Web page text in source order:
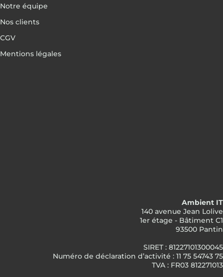
Notre équipe
Nos clients
CGV
Mentions légales
Ambient IT
140 avenue Jean Lolive
1er étage - Bâtiment C1
93500 Pantin
SIRET : 81227101300045
Numéro de déclaration d’activité : 11 75 54743 75
TVA : FR03 812271013